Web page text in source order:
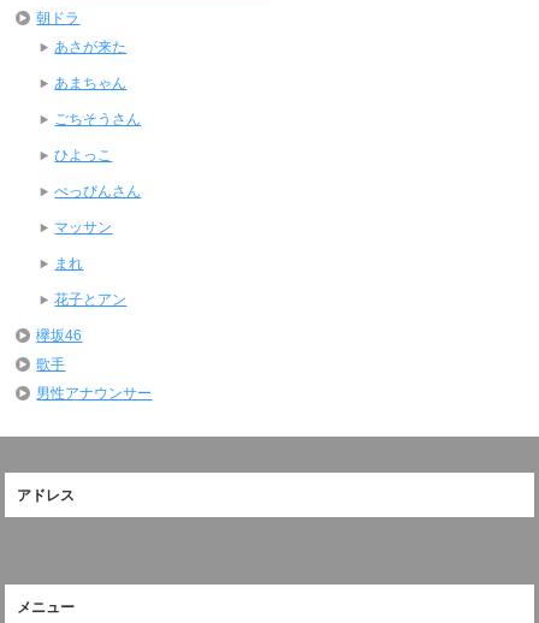
朝ドラ
あさが来た
あまちゃん
ごちそうさん
ひよっこ
べっぴんさん
マッサン
まれ
花子とアン
欅坂46
歌手
男性アナウンサー
アドレス
メニュー